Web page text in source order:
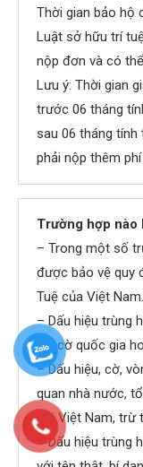
Thời gian bảo hộ
Luật sở hữu trí
nộp đơn và có
Lưu ý: Thời gian
trước 06 tháng
sau 06 tháng
phải nộp thêm
Trường hợp nào
– Trong một số
được bảo vệ quy
Tuệ của Việt Nam.
– Dấu hiệu trùng
với cờ quốc gia
– Dấu hiệu, cờ,
quan nhà nước,
hội Việt Nam, trừ
– Dấu hiệu trùng